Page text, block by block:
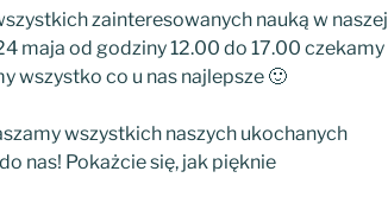
zainteresowanych nauką w naszej
maja od godziny 12.00 do 17.00 czekamy
wszystko co u nas najlepsze 🙂
wszystkich naszych ukochanych
nas! Pokażcie się, jak pięknie